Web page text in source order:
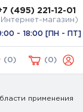
(495) 221-12-01
магазин)
- 18:00 [ПН - ПТ]
(0) 0
применения